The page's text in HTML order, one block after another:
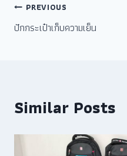
PREVIOUS
ปักกระเป๋าเก็บความเย็น
Similar Posts